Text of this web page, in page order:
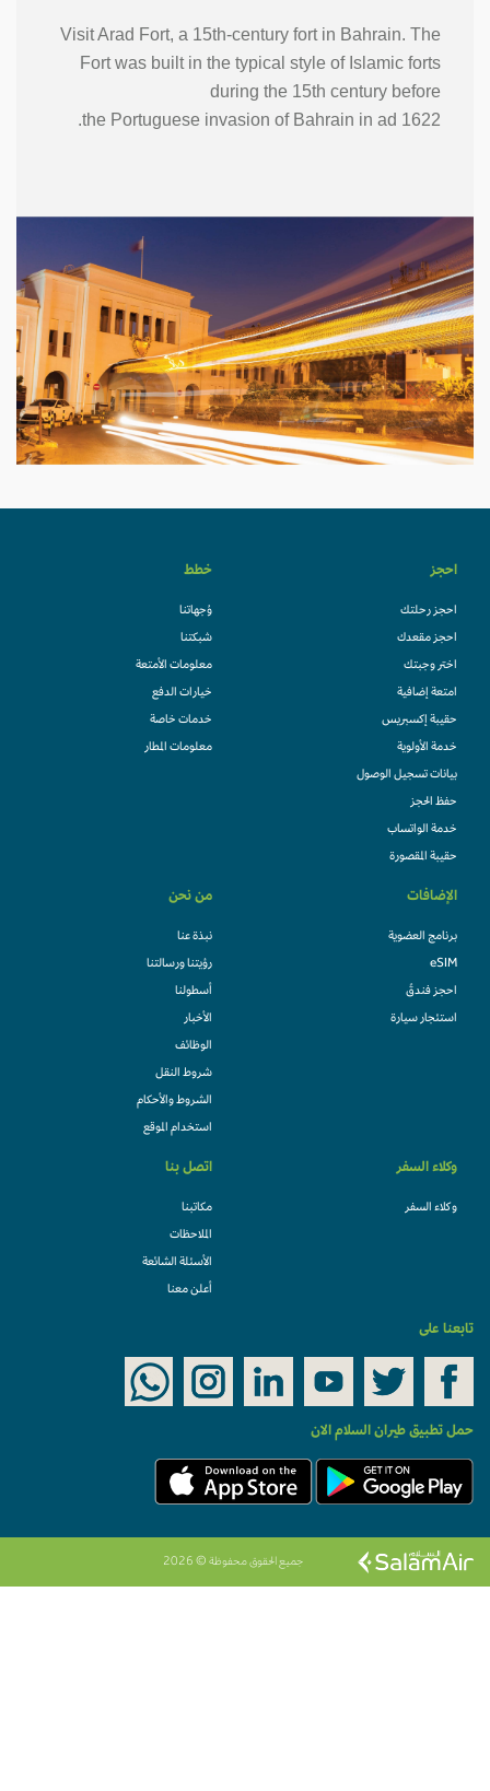
Visit Arad Fort, a 15th-century fort in Bahrain. The
Fort was built in the typical style of Islamic forts
during the 15th century before
the Portuguese invasion of Bahrain in ad 1622.
احجز
احجز رحلتك
احجز مقعدك
اختر وجبتك
امتعة إضافية
حقيبة إكسبريس
خدمة الأولوية
بيانات تسجيل الوصول
حفظ الحجز
خدمة الواتساب
حقيبة المقصورة
خطط
وُجهاتنا
شبكتنا
معلومات الأمتعة
خيارات الدفع
خدمات خاصة
معلومات المطار
الإضافات
برنامج العضوية
eSIM
احجز فندقً
استئجار سيارة
من نحن
نبذة عنا
رؤيتنا ورسالتنا
أسطولنا
الأخبار
الوظائف
شروط النقل
الشروط والأحكام
استخدام الموقع
وكلاء السفر
وكلاء السفر
اتصل بنا
مكاتبنا
الملاحظات
الأسئلة الشائعة
أعلن معنا
تابعنا على
حمل تطبيق طيران السلام الان
جميع الحقوق محفوظة © 2026